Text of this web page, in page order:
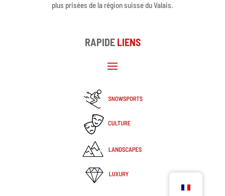
plus prisées de la région suisse du Valais.
RAPIDE LIENS